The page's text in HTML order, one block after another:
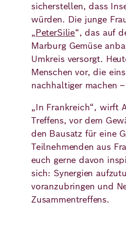
sicherstellen, dass
würden. Die junge
„PeterSilie“, das auf
Marburg Gemüse
Umkreis versorgt.
Menschen vor, die
nachhaltiger machen
„In Frankreich“, wirft
Treffens, vor dem
den Bausatz für eine
Teilnehmenden aus
euch gerne davon
sich: Synergien
voranzubringen und
Zusammentreffens.